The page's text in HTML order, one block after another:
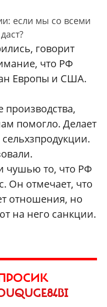
если мы со всеми
говорит
что РФ
Европы и США.
производства,
помогло. Делает
чушью то, что РФ
Он отмечает, что
отношения, но
на него санкции.